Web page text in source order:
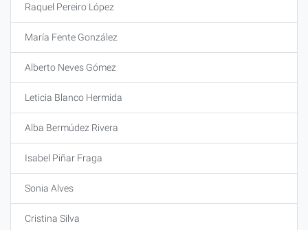
Raquel Pereiro López
María Fente González
Alberto Neves Gómez
Leticia Blanco Hermida
Alba Bermúdez Rivera
Isabel Piñar Fraga
Sonia Alves
Cristina Silva